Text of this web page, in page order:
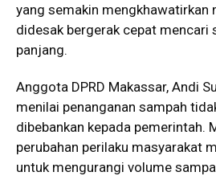
yang semakin mengkhawatirkan
didesak bergerak cepat mencari
panjang.
Anggota DPRD Makassar, Andi
menilai penanganan sampah
dibebankan kepada pemerintah.
perubahan perilaku masyarakat
untuk mengurangi volume